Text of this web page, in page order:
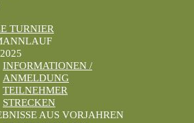
TURNIER
INFORMATIONEN /
ANMELDUNG
TEILNEHMER
STRECKEN
AUS VORJAHREN